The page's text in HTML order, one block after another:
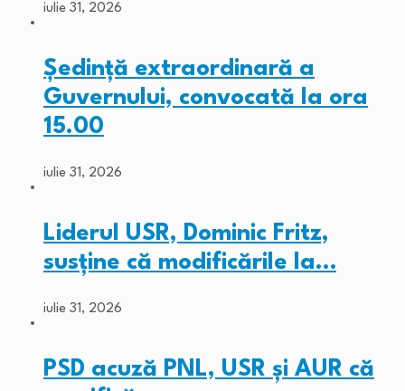
iulie 31, 2026
Ședință extraordinară a
Guvernului, convocată la ora
15.00
iulie 31, 2026
Liderul USR, Dominic Fritz,
susține că modificările la…
iulie 31, 2026
PSD acuză PNL, USR și AUR că